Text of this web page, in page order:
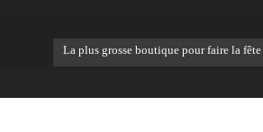
La plus grosse boutique pour faire la fête